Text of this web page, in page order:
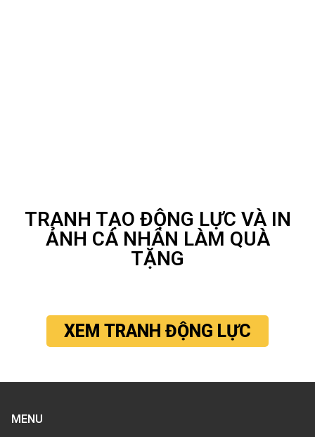
TRANH TẠO ĐỘNG LỰC VÀ IN
ẢNH CÁ NHÂN LÀM QUÀ
TẶNG
XEM TRANH ĐỘNG LỰC
MENU